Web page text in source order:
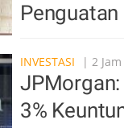
INVESTASI | 2
3%